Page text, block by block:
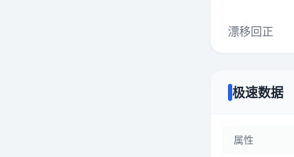
漂移回正
极速数据
属性